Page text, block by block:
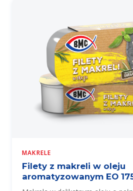
MAKRELE
Filety z makreli w oleju
aromatyzowanym EO